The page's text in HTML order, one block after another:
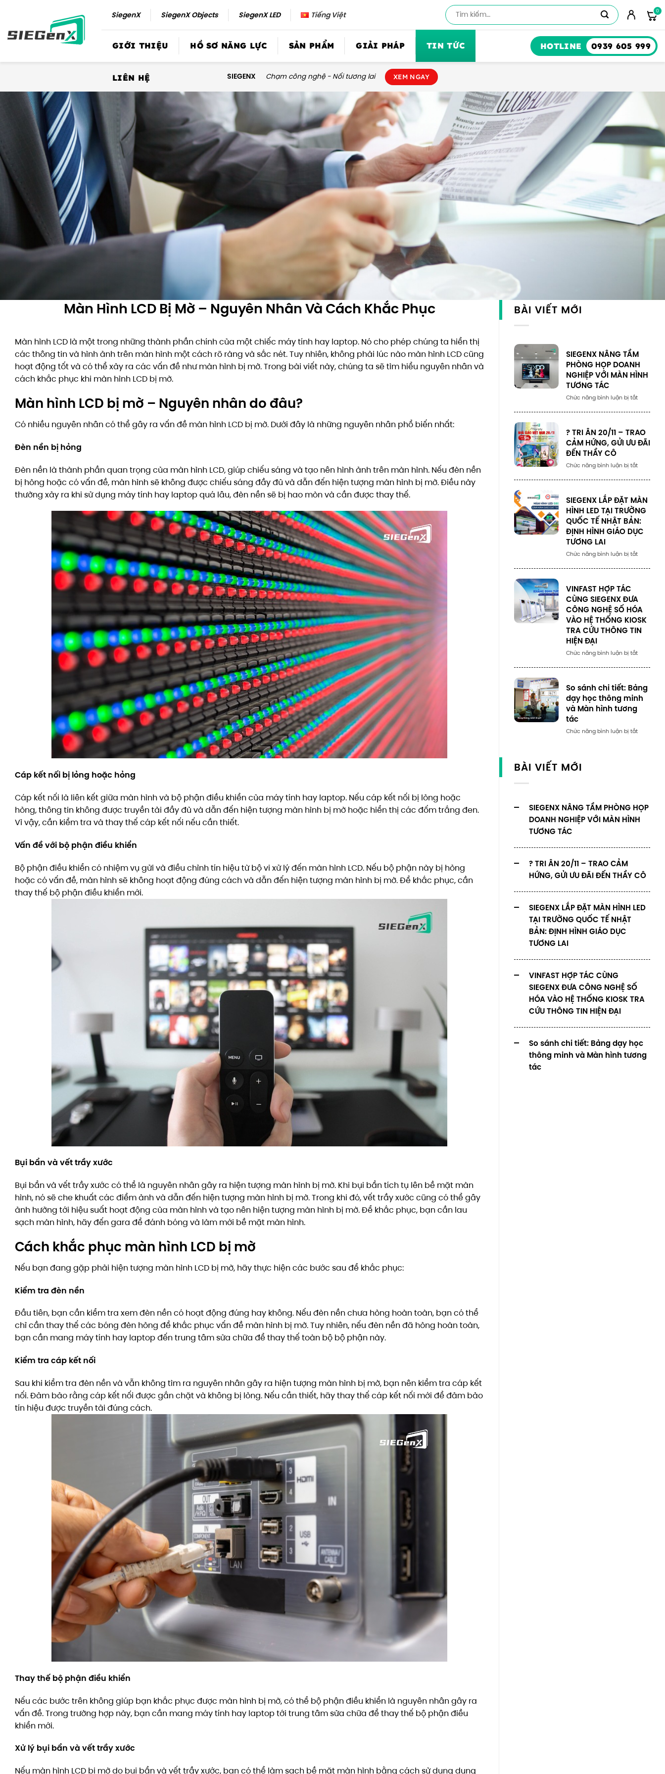
SiegenX SiegenX Objects SiegenX LED Tiếng Việt
Số
GIỚI THIỆU HỒ SƠ NĂNG LỰC SẢN PHẨM GIẢI PHÁP TIN TỨC
LIÊN HỆ
HOTLINE 0939 605 999
SIEGENX Chạm công nghệ - Nối tương lai XEM NGAY
Màn Hình LCD Bị Mờ – Nguyên Nhân Và Cách Khắc Phục
Màn hình LCD là một trong những thành phần chính của một chiếc máy tính hay laptop. Nó cho phép chúng ta hiển thị
các thông tin và hình ảnh trên màn hình một cách rõ ràng và sắc nét. Tuy nhiên, không phải lúc nào màn hình LCD cũng
hoạt động tốt và có thể xảy ra các vấn đề như màn hình bị mờ. Trong bài viết này, chúng ta sẽ tìm hiểu nguyên nhân và
cách khắc phục khi màn hình LCD bị mờ.
Màn hình LCD bị mờ – Nguyên nhân do đâu?
Có nhiều nguyên nhân có thể gây ra vấn đề màn hình LCD bị mờ. Dưới đây là những nguyên nhân phổ biến nhất:
Đèn nền bị hỏng
Đèn nền là thành phần quan trọng của màn hình LCD, giúp chiếu sáng và tạo nên hình ảnh trên màn hình. Nếu đèn nền
bị hỏng hoặc có vấn đề, màn hình sẽ không được chiếu sáng đầy đủ và dẫn đến hiện tượng màn hình bị mờ. Điều này
thường xảy ra khi sử dụng máy tính hay laptop quá lâu, đèn nền sẽ bị hao mòn và cần được thay thế.
Cáp kết nối bị lỏng hoặc hỏng
Cáp kết nối là liên kết giữa màn hình và bộ phận điều khiển của máy tính hay laptop. Nếu cáp kết nối bị lỏng hoặc
hỏng, thông tin không được truyền tải đầy đủ và dẫn đến hiện tượng màn hình bị mờ hoặc hiển thị các đốm trắng đen.
Vì vậy, cần kiểm tra và thay thế cáp kết nối nếu cần thiết.
Vấn đề với bộ phận điều khiển
Bộ phận điều khiển có nhiệm vụ gửi và điều chỉnh tín hiệu từ bộ vi xử lý đến màn hình LCD. Nếu bộ phận này bị hỏng
hoặc có vấn đề, màn hình sẽ không hoạt động đúng cách và dẫn đến hiện tượng màn hình bị mờ. Để khắc phục, cần
thay thế bộ phận điều khiển mới.
Bụi bẩn và vết trầy xước
Bụi bẩn và vết trầy xước có thể là nguyên nhân gây ra hiện tượng màn hình bị mờ. Khi bụi bẩn tích tụ lên bề mặt màn
hình, nó sẽ che khuất các điểm ảnh và dẫn đến hiện tượng màn hình bị mờ. Trong khi đó, vết trầy xước cũng có thể gây
ảnh hưởng tới hiệu suất hoạt động của màn hình và tạo nên hiện tượng màn hình bị mờ. Để khắc phục, bạn cần lau
sạch màn hình, hãy đến gara để đánh bóng và làm mới bề mặt màn hình.
Cách khắc phục màn hình LCD bị mờ
Nếu bạn đang gặp phải hiện tượng màn hình LCD bị mờ, hãy thực hiện các bước sau để khắc phục:
Kiểm tra đèn nền
Đầu tiên, bạn cần kiểm tra xem đèn nền có hoạt động đúng hay không. Nếu đèn nền chưa hỏng hoàn toàn, bạn có thể
chỉ cần thay thế các bóng đèn hỏng để khắc phục vấn đề màn hình bị mờ. Tuy nhiên, nếu đèn nền đã hỏng hoàn toàn,
bạn cần mang máy tính hay laptop đến trung tâm sửa chữa để thay thế toàn bộ bộ phận này.
Kiểm tra cáp kết nối
Sau khi kiểm tra đèn nền và vẫn không tìm ra nguyên nhân gây ra hiện tượng màn hình bị mờ, bạn nên kiểm tra cáp kết
nối. Đảm bảo rằng cáp kết nối được gắn chặt và không bị lỏng. Nếu cần thiết, hãy thay thế cáp kết nối mới để đảm bảo
tín hiệu được truyền tải đúng cách.
Thay thế bộ phận điều khiển
Nếu các bước trên không giúp bạn khắc phục được màn hình bị mờ, có thể bộ phận điều khiển là nguyên nhân gây ra
vấn đề. Trong trường hợp này, bạn cần mang máy tính hay laptop tới trung tâm sửa chữa để thay thế bộ phận điều
khiển mới.
Xử lý bụi bẩn và vết trầy xước
Nếu màn hình LCD bị mờ do bụi bẩn và vết trầy xước, bạn có thể làm sạch bề mặt màn hình bằng cách sử dụng dung
BÀI VIẾT MỚI
SIEGENX NÂNG TẦM
PHÒNG HỌP DOANH
NGHIỆP VỚI MÀN HÌNH
TƯƠNG TÁC
Chức năng bình luận bị tắtSố
? TRI ÂN 20/11 – TRAO
CẢM HỨNG, GỬI ƯU ĐÃI
ĐẾN THẦY CÔ
Chức năng bình luận bị tắtSố
SIEGENX LẮP ĐẶT MÀN
HÌNH LED TẠI TRƯỜNG
QUỐC TẾ NHẬT BẢN:
ĐỊNH HÌNH GIÁO DỤC
TƯƠNG LAI
Chức năng bình luận bị tắtSố
VINFAST HỢP TÁC
CÙNG SIEGENX ĐƯA
CÔNG NGHỆ SỐ HÓA
VÀO HỆ THỐNG KIOSK
TRA CỨU THÔNG TIN
HIỆN ĐẠI
Chức năng bình luận bị tắtSố
So sánh chi tiết: Bảng
dạy học thông minh
và Màn hình tương
tác
Chức năng bình luận bị tắtSố
BÀI VIẾT MỚI
SIEGENX NÂNG TẦM PHÒNG HỌP
DOANH NGHIỆP VỚI MÀN HÌNH
TƯƠNG TÁC
? TRI ÂN 20/11 – TRAO CẢM
HỨNG, GỬI ƯU ĐÃI ĐẾN THẦY CÔ
SIEGENX LẮP ĐẶT MÀN HÌNH LED
TẠI TRƯỜNG QUỐC TẾ NHẬT
BẢN: ĐỊNH HÌNH GIÁO DỤC
TƯƠNG LAI
VINFAST HỢP TÁC CÙNG
SIEGENX ĐƯA CÔNG NGHỆ SỐ
HÓA VÀO HỆ THỐNG KIOSK TRA
CỨU THÔNG TIN HIỆN ĐẠI
So sánh chi tiết: Bảng dạy học
thông minh và Màn hình tương
tác